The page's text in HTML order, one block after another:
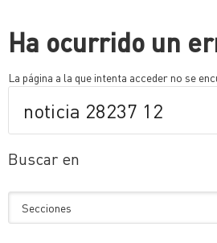
Ha ocurrido un
La página a la que intenta acceder no se
Buscar en